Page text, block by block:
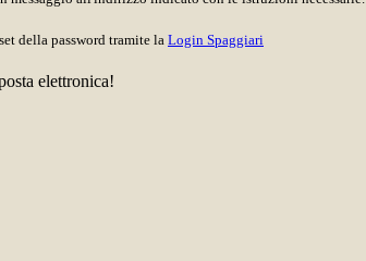
della password tramite la Login Spaggiari
elettronica!